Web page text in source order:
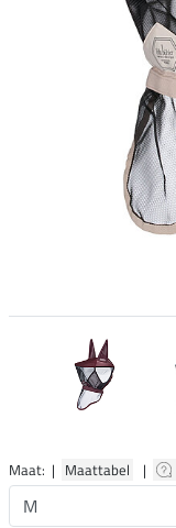
Maat: | Maattabel |